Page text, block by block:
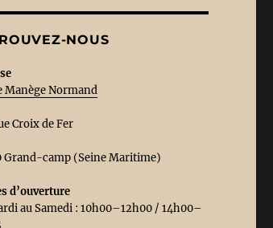
NOUS
Manège Normand
Croix de Fer
Grand-camp (Seine Maritime)
d’ouverture
au Samedi : 10h00–12h00 / 14h00–